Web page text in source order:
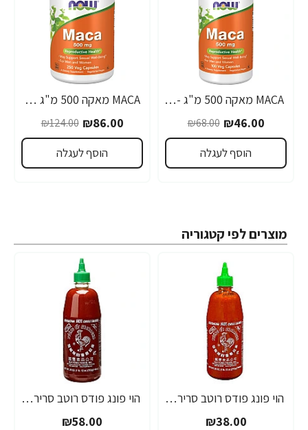
-32%
MACA מאקה 500 מ"ג - 100 כמוסות - מבית NOW FOODS
₪46.00
₪68.00
הוסף לעגלה
-31%
MACA מאקה 500 מ"ג 250 כמוסות - מבית NOW FOODS
₪86.00
₪124.00
הוסף לעגלה
מוצרים לפי קטגוריה
הוי פונג פודס רוטב סריראצ'ה פלפל צ'ילי חריף 435 גרם - מבית HUY FONG FOODS
₪38.00
הוי פונג פודס רוטב סריראצ'ה פלפל צ'ילי חריף 793 גרם - מבית HUY FONG FOODS
₪58.00